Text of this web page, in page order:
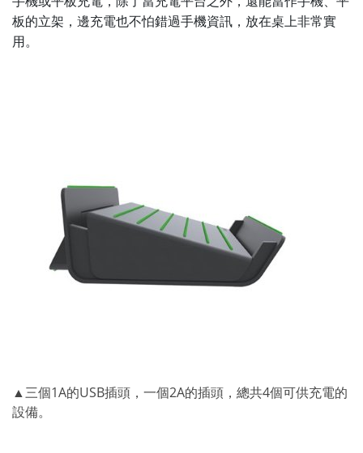
板的立架，邊充電也不怕錯過手機資訊，放在桌上非常實
用。
▲三個1A的USB插頭，一個2A的插頭，總共4個可供充電的
設備。